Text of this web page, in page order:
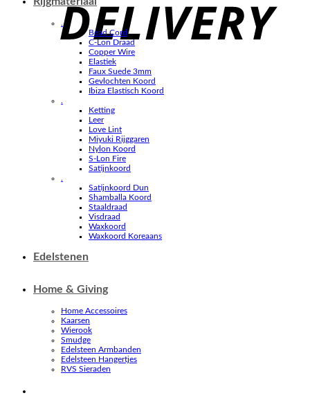
.
Bead Cord
C-Lon Draad
Copper Wire
Elastiek
Faux Suede 3mm
Gevlochten Koord
Ibiza Elastisch Koord
.
Ketting
Leer
Love Lint
Miyuki Rijggaren
Nylon Koord
S-Lon Fire
Satijnkoord
.
Satijnkoord Dun
Shamballa Koord
Staaldraad
Visdraad
Waxkoord
Waxkoord Koreaans
Edelstenen
Home & Giving
Home Accessoires
Kaarsen
Wierook
Smudge
Edelsteen Armbanden
Edelsteen Hangertjes
RVS Sieraden